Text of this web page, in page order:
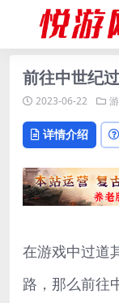
前往中世纪
2023-06-22
详情介绍
在游戏中过道
路，那么前往